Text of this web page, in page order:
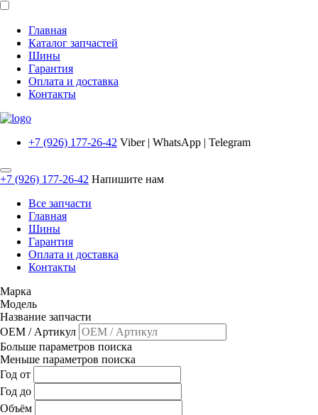
Главная
Каталог запчастей
Шины
Гарантия
Оплата и доставка
Контакты
+7 (926) 177-26-42 Viber | WhatsApp | Telegram
+7 (926) 177-26-42 Напишите нам
Все запчасти
Главная
Шины
Гарантия
Оплата и доставка
Контакты
Марка
Модель
Название запчасти
OEM / Артикул
Больше параметров поиска
Меньше параметров поиска
Год от
Год до
Объём